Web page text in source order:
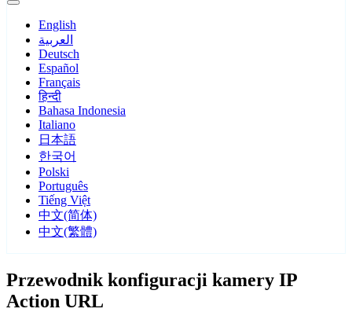
English
العربية
Deutsch
Español
Français
हिन्दी
Bahasa Indonesia
Italiano
日本語
한국어
Polski
Português
Tiếng Việt
中文(简体)
中文(繁體)
Przewodnik konfiguracji kamery IP
Action URL